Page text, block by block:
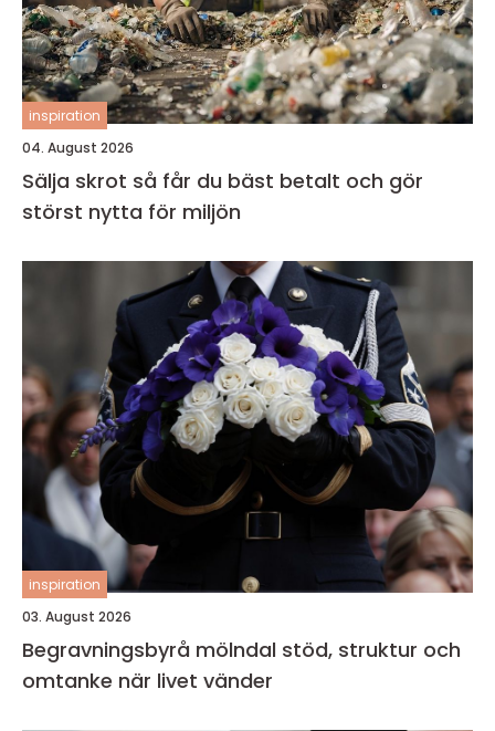
inspiration
04. August 2026
Sälja skrot så får du bäst betalt och gör
störst nytta för miljön
inspiration
03. August 2026
Begravningsbyrå mölndal stöd, struktur och
omtanke när livet vänder